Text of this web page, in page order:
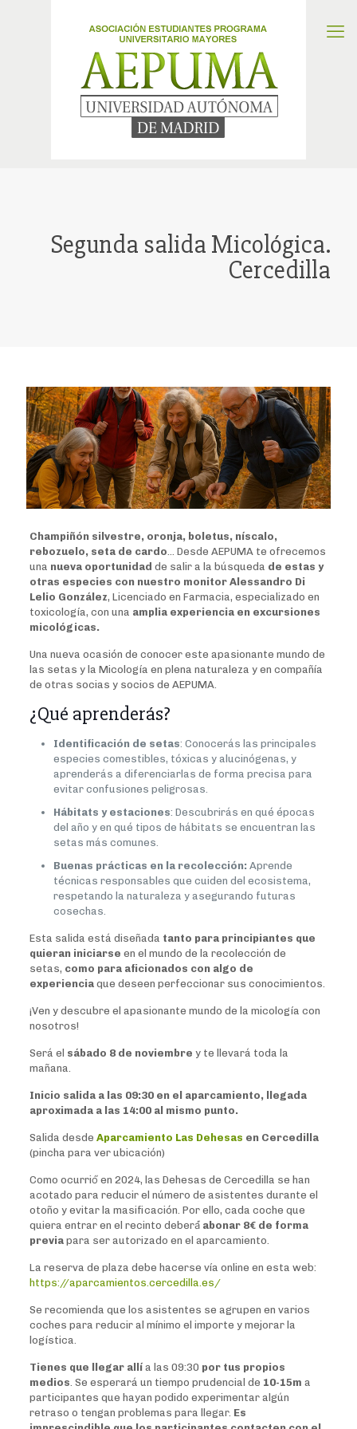
Segunda salida Micológica.
Cercedilla
Champiñón silvestre, oronja, boletus, níscalo,
rebozuelo, seta de cardo … Desde AEPUMA te ofrecemos
una nueva oportunidad de salir a la búsqueda de estas y
otras especies con nuestro monitor Alessandro Di
Lelio González, Licenciado en Farmacia, especializado en
toxicología, con una amplia experiencia en excursiones
micológicas.
Una nueva ocasión de conocer este apasionante mundo de
las setas y la Micología en plena naturaleza y en compañía
de otras socias y socios de AEPUMA.
¿Qué aprenderás?
Identificación de setas: Conocerás las principales
especies comestibles, tóxicas y alucinógenas, y
aprenderás a diferenciarlas de forma precisa para
evitar confusiones peligrosas.
Hábitats y estaciones: Descubrirás en qué épocas
del año y en qué tipos de hábitats se encuentran las
setas más comunes.
Buenas prácticas en la recolección:Aprende
técnicas responsables que cuiden del ecosistema,
respetando la naturaleza y asegurando futuras
cosechas.
Esta salida está diseñada tanto para principiantes que
quieran iniciarse en el mundo de la recolección de
setas, como para aficionados con algo de
experienciaque deseen perfeccionar sus conocimientos.
¡Ven y descubre el apasionante mundo de la micología con
nosotros!
Será el sábado 8 de noviembre y te llevará toda la
mañana.
Inicio salida a las 09:30 en el aparcamiento, llegada
aproximada a las 14:00 al mismo punto.
Salida desde Aparcamiento Las Dehesas en Cercedilla
(pincha para ver ubicación)
Como ocurrió́ en 2024, las Dehesas de Cercedilla se han
acotado para reducir el número de asistentes durante el
otoño y evitar la masificación. Por ello, cada coche que
quiera entrar en el recinto deberá́ abonar 8€ de forma
previa para ser autorizado en el aparcamiento.
La reserva de plaza debe hacerse vía online en esta web:
https://aparcamientos.cercedilla.es/
Se recomienda que los asistentes se agrupen en varios
coches para reducir al mínimo el importe y mejorar la
logística.
Tienes que llegar allía las 09:30 por tus propios
medios . Se esperará un tiempo prudencial de 10-15m a
participantes que hayan podido experimentar algún
retraso o tengan problemas para llegar. Es